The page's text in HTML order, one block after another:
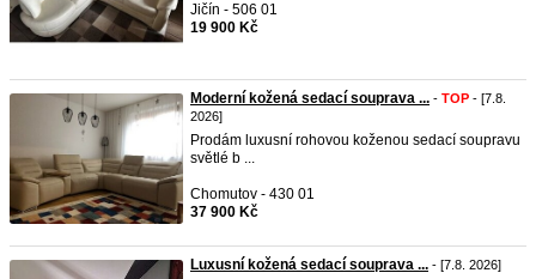
Jičín - 506 01
19 900 Kč
Moderní kožená sedací souprava ... - TOP - [7.8.
2026]
Prodám luxusní rohovou koženou sedací soupravu
světlé b ...
Chomutov - 430 01
37 900 Kč
Luxusní kožená sedací souprava ... - [7.8. 2026]